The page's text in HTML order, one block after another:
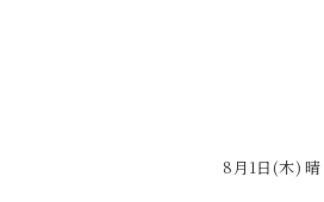
8月1日(木)